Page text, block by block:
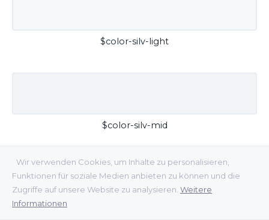
Wir verwenden Cookies, um Inhalte zu personalisieren,
Funktionen für soziale Medien anbieten zu können und die
Zugriffe auf unsere Website zu analysieren. Weitere
Informationen
$color-silv-light
$color-silv-mid